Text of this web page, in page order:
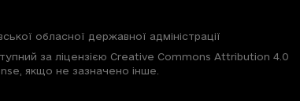
обласної державної адміністрації
за ліцензією Creative Commons Attribution 4.0
якщо не зазначено інше.